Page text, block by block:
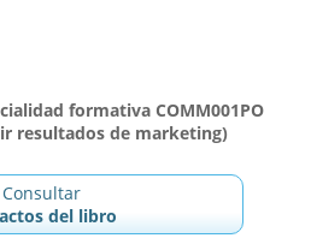
formativa COMM001PO
resultados de marketing)
Consultar
del libro